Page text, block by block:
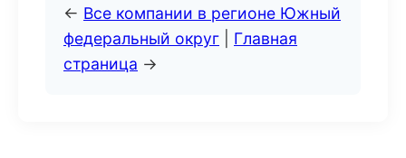
← Все компании в регионе Южный
федеральный округ
Главная
страница →